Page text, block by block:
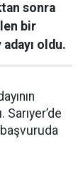
sonra
bir
adayı oldu.